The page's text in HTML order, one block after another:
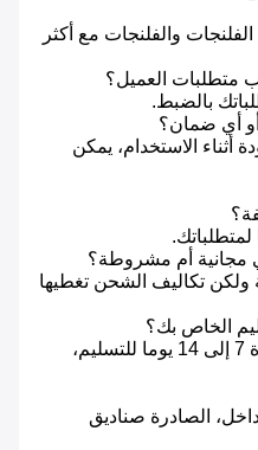
والفلنجات مع أكثر
العميل؟
بالضبط.
أي ضمان؟
الاستخدام، يمكن
لمتطلباتك.
أم مشروطة؟
ولكن تكاليف الشحن تغطيها
الخاص بك؟
ج: عن طريق البحر أو الجو. عادة 7 إلى 14 يوما للتسليم،
الصادرة صناديق